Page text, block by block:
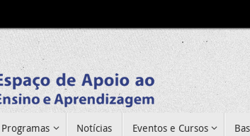
Programas Notícias Eventos e Cursos